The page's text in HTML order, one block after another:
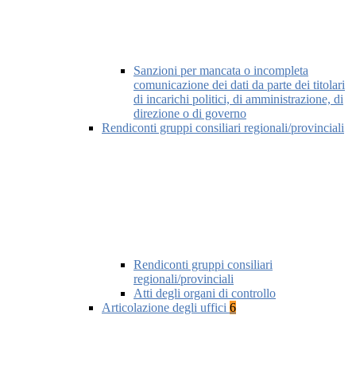
Sanzioni per mancata o incompleta
comunicazione dei dati da parte dei titolari
di incarichi politici, di amministrazione, di
direzione o di governo
Rendiconti gruppi consiliari regionali/provinciali
Rendiconti gruppi consiliari
regionali/provinciali
Atti degli organi di controllo
Articolazione degli uffici 6